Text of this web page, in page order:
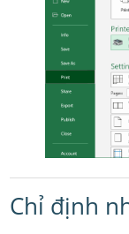
Chỉ định